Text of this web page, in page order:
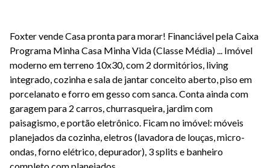
Foxter vende Casa pronta para morar! Financiável pela Caixa
Programa Minha Casa Minha Vida (Classe Média) ... Imóvel
moderno em terreno 10x30, com 2 dormitórios, living
integrado, cozinha e sala de jantar conceito aberto, piso em
porcelanato e forro em gesso com sanca. Conta ainda com
garagem para 2 carros, churrasqueira, jardim com
paisagismo, e portão eletrônico. Ficam no imóvel: móveis
planejados da cozinha, eletros (lavadora de louças, micro-
ondas, forno elétrico, depurador), 3 splits e banheiro